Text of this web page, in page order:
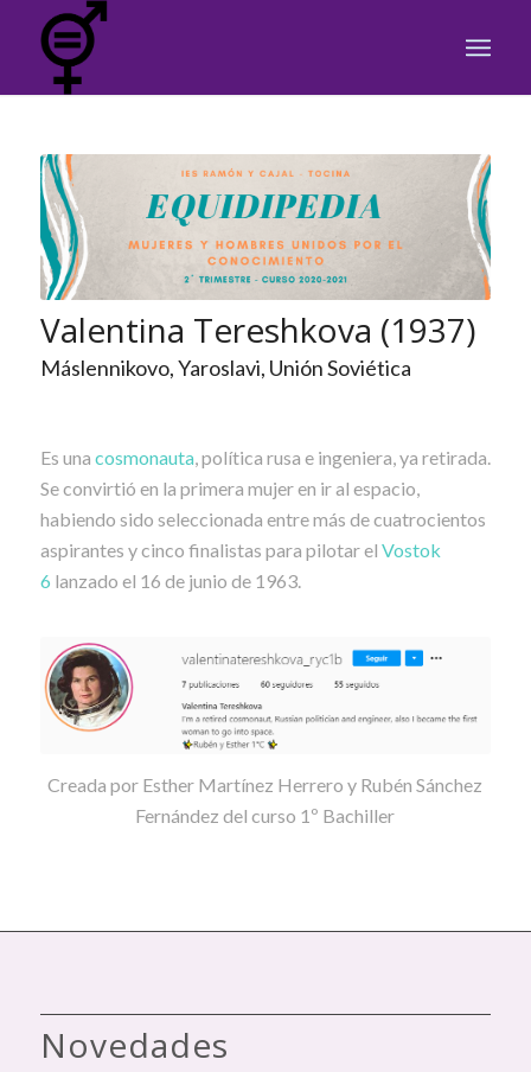
Valentina Tereshkova (1937)
Máslennikovo, Yaroslavi, Unión Soviética
Es una cosmonauta, política rusa e ingeniera, ya retirada.
Se convirtió en la primera mujer en ir al espacio,
habiendo sido seleccionada entre más de cuatrocientos
aspirantes y cinco finalistas para pilotar el Vostok
6 lanzado el 16 de junio de 1963.
Creada por Esther Martínez Herrero y Rubén Sánchez
Fernández del curso 1º Bachiller
Novedades